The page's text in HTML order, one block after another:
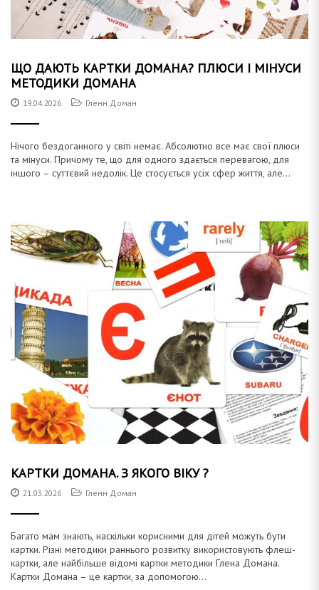
ЩО ДАЮТЬ КАРТКИ ДОМАНА? ПЛЮСИ І МІНУСИ
МЕТОДИКИ ДОМАНА
19.04.2026 Гленн Доман
Нічого бездоганного у світі немає. Абсолютно все має свої плюси
та мінуси. Причому те, що для одного здається перевагою, для
іншого – суттєвий недолік. Це стосується усіх сфер життя, але...
КАРТКИ ДОМАНА. З ЯКОГО ВІКУ ?
21.03.2026 Гленн Доман
Багато мам знають, наскільки корисними для дітей можуть бути
картки. Різні методики раннього розвитку використовують флеш-
картки, але найбільше відомі картки методики Глена Домана.
Картки Домана – це картки, за допомогою...